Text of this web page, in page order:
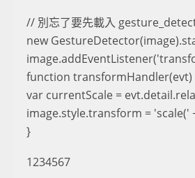
// 別忘了要先載入
new
function transformHandler(evt)
var currentScale =
image.style.transform = 'scale('
}
1234567